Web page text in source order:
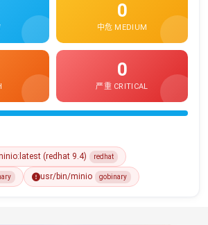
0
中危 MEDIUM
0
严重 CRITICAL
(redhat 9.4) redhat
usr/bin/minio gobinary